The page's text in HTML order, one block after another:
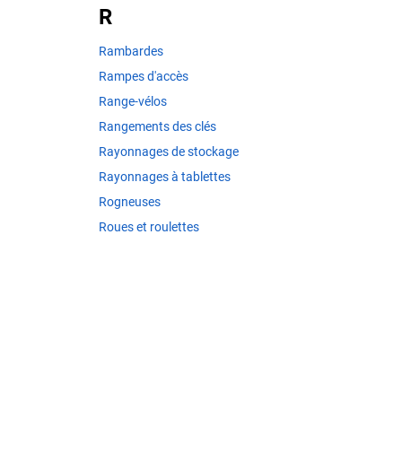
R
Rambardes
Rampes d'accès
Range-vélos
Rangements des clés
Rayonnages de stockage
Rayonnages à tablettes
Rogneuses
Roues et roulettes